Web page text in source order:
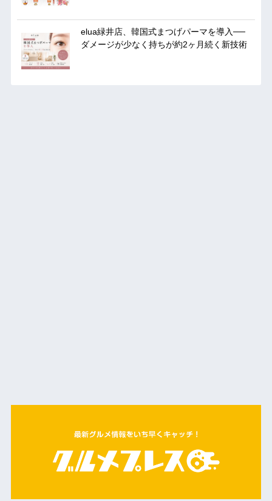
elua緑井店、韓国式まつげパーマを導入──
ダメージが少なく持ちが約2ヶ月続く新技術